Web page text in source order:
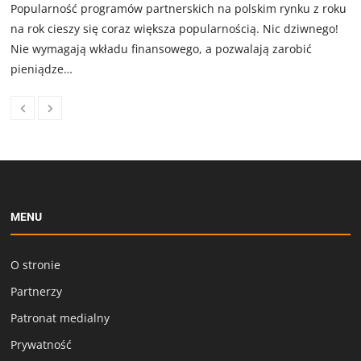
Popularność programów partnerskich na polskim rynku z roku
na rok cieszy się coraz większa popularnością. Nic dziwnego!
Nie wymagają wkładu finansowego, a pozwalają zarobić
pieniądze…
MENU
O stronie
Partnerzy
Patronat medialny
Prywatność